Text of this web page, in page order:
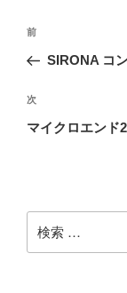
投
ナ
ビ
ゲ
ン
過
去
投
前
SIRONA コ
次
の
次
マイクロエンド
索: